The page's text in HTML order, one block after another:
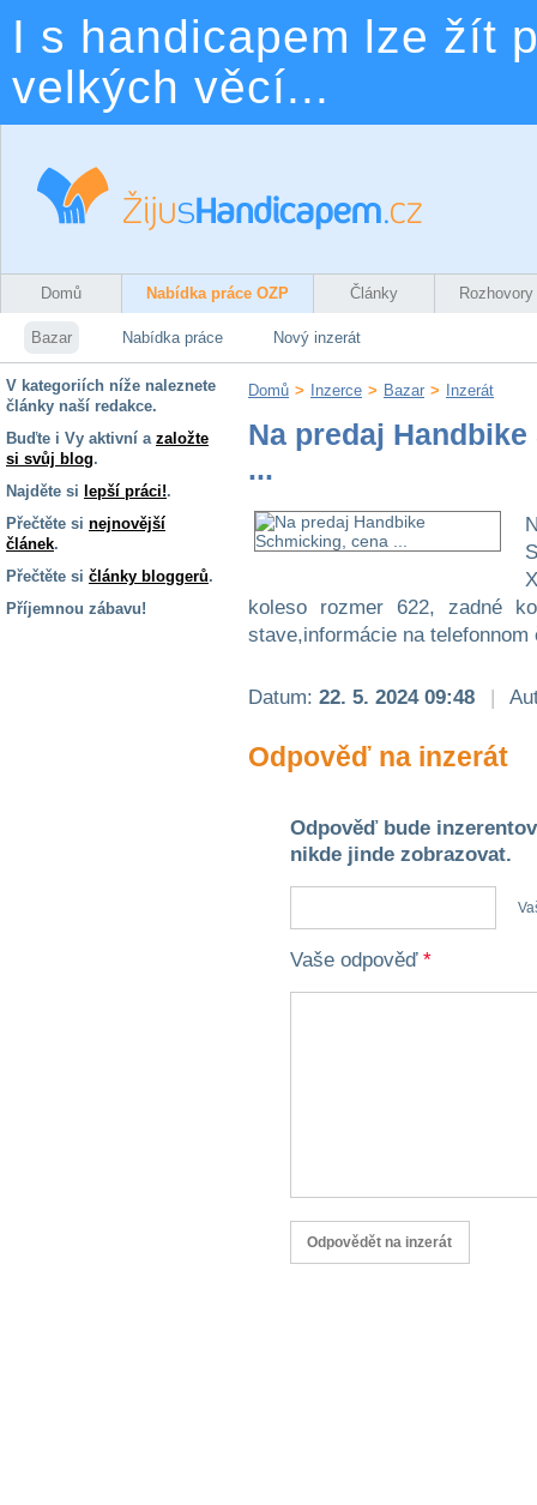
I s handicapem lze žít
velkých věcí...
Domů Nabídka práce OZP Články Rozhovory
Bazar Nabídka práce Nový inzerát
V kategoriích níže naleznete
články naší redakce.
Buďte i Vy aktivní a založte
si svůj blog.
Najděte si lepší práci!.
Přečtěte si nejnovější
článek.
Přečtěte si články bloggerů.
Příjemnou zábavu!
Domů > Inzerce > Bazar > Inzerát
Na predaj
...
koleso rozmer 622, zadné
stave,informácie na telefonnom
Datum: 22. 5. 2024 09:48 |
Odpověď na inzerát
Odpověď bude
nikde jinde zobrazovat.
Vaše odpověď *